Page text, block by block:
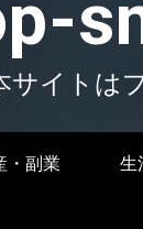
サイトは
・副業 生